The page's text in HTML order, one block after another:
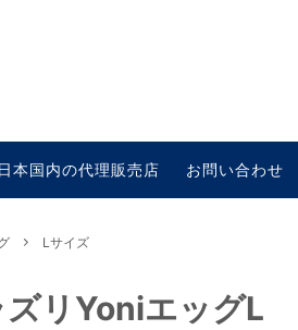
日本国内の代理販売店 お問い合わせ
Lサイズ
リYoniエッグL